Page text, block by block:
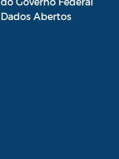
Dados Abertos